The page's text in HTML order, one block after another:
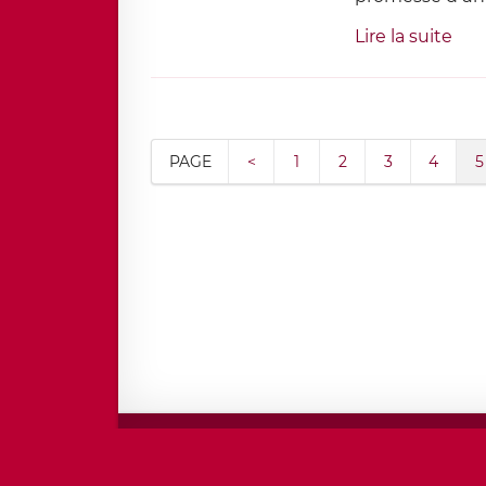
Lire la suite
PAGE < 1 2 3 4 5